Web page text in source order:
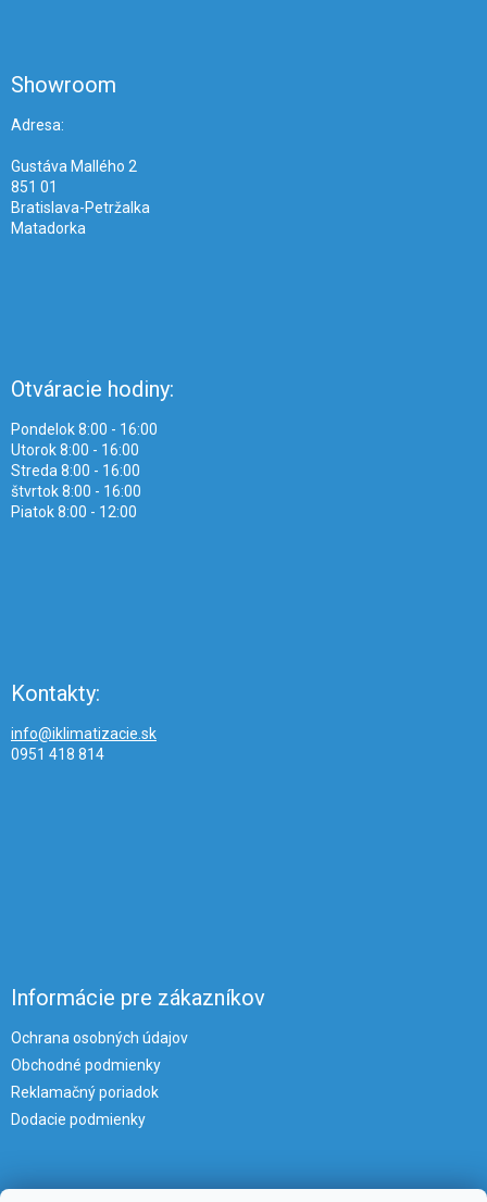
Showroom
Adresa:
Gustáva Mallého 2
851 01
Bratislava-Petržalka
Matadorka
Otváracie hodiny:
Pondelok 8:00 - 16:00
Utorok 8:00 - 16:00
Streda 8:00 - 16:00
štvrtok 8:00 - 16:00
Piatok 8:00 - 12:00
Kontakty:
info@iklimatizacie.sk
0951 418 814
Informácie pre zákazníkov
Ochrana osobných údajov
Obchodné podmienky
Reklamačný poriadok
Dodacie podmienky